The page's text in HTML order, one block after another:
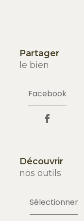
partager
le bien
Facebook
découvrir
nos outils
Sélectionner